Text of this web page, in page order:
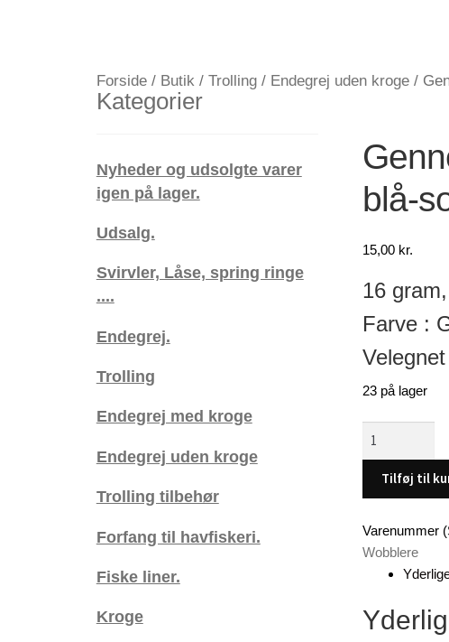
Forside/ Butik / Trolling/ Endegrej uden kroge/
blå-
15,00 kr.
16
Farve :
23 på lager
10,8
(
Farve
blå-
Tilføj til
Varenummer
Wobblere
Kategorier
Nyheder og udsolgte varer
igen på lager.
Udsalg.
Svirvler, Låse, spring ringe
....
Endegrej.
Trolling
Endegrej med kroge
Endegrej uden kroge
Trolling tilbehør
Forfang til havfiskeri.
Fiske liner.
Kroge